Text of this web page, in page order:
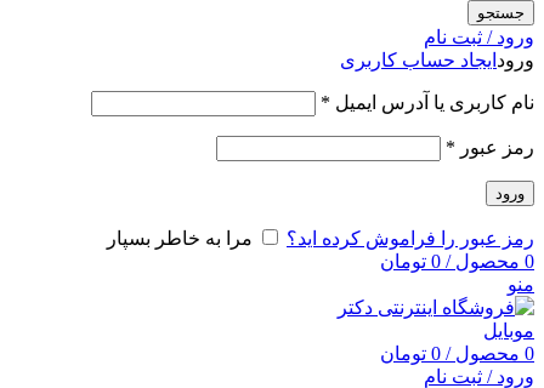
جستجو
ورود / ثبت نام
ورود ایجاد حساب کاربری
نام کاربری یا آدرس ایمیل *
رمز عبور *
ورود
رمز عبور را فراموش کرده اید؟
مرا به خاطر بسپار
0 محصول /
0 تومان
منو
0 محصول /
0 تومان
ورود / ثبت نام